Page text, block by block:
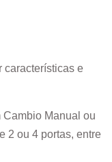
características e
Cambio Manual ou
2 ou 4 portas, entre